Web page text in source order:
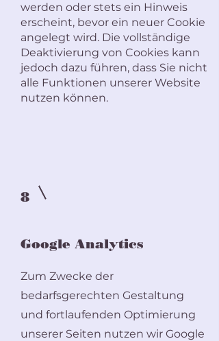
werden oder stets ein Hinweis
erscheint, bevor ein neuer Cookie
angelegt wird. Die vollständige
Deaktivierung von Cookies kann
jedoch dazu führen, dass Sie nicht
alle Funktionen unserer Website
nutzen können.
8
Google Analytics
Zum Zwecke der
bedarfsgerechten Gestaltung
und fortlaufenden Optimierung
unserer Seiten nutzen wir Google